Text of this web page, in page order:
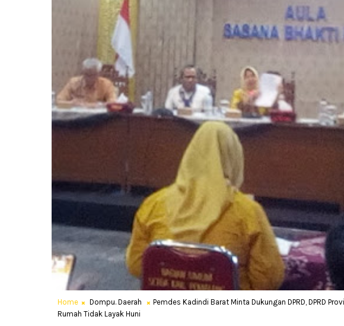
Home Dompu. Daerah
Pemdes Kadindi Barat Minta Dukungan DPRD, DPRD
Rumah Tidak Layak Huni